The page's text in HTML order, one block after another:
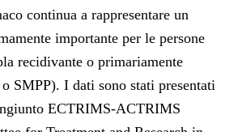
continua a rappresentare un
importante per le persone
recidivante o primariamente
SMPP). I dati sono stati presentati
ECTRIMS-ACTRIMS